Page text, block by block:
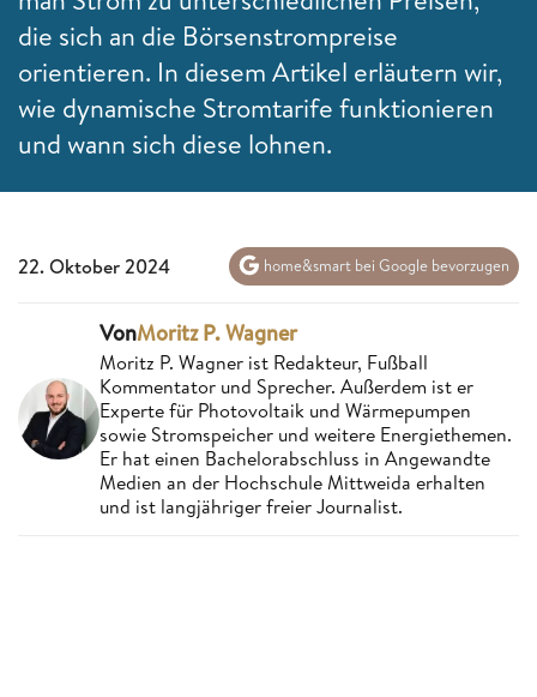
die sich an die Börsenstrompreise
orientieren. In diesem Artikel erläutern wir,
wie dynamische Stromtarife funktionieren
und wann sich diese lohnen.
22. Oktober 2024 home&smart bei Google bevorzugen
VonMoritz P. Wagner
Moritz P. Wagner ist Redakteur, Fußball
Kommentator und Sprecher. Außerdem ist er
Experte für Photovoltaik und Wärmepumpen
sowie Stromspeicher und weitere Energiethemen.
Er hat einen Bachelorabschluss in Angewandte
Medien an der Hochschule Mittweida erhalten
und ist langjähriger freier Journalist.